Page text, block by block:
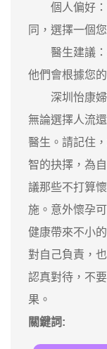
個人偏好：
同，選擇一個
醫生建議：
他們會根據您
深圳怡康婦
無論選擇人流
醫生。請記住
智的抉擇，為
議那些不打算
施。意外懷孕
健康帶來不小
對自己負責，
認真對待，不
果。
關鍵詞: